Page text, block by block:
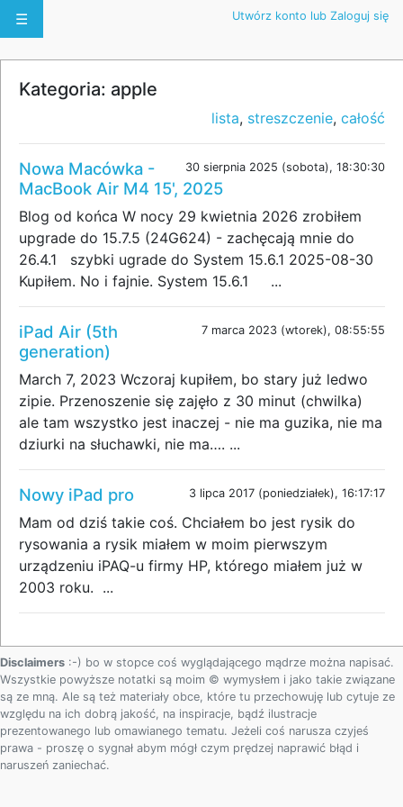
☰ Utwórz konto lub Zaloguj się
Kategoria: apple
lista, streszczenie, całość
30 sierpnia 2025 (sobota), 18:30:30
Nowa Macówka -
MacBook Air M4 15', 2025
Blog od końca W nocy 29 kwietnia 2026 zrobiłem
upgrade do 15.7.5 (24G624) - zachęcają mnie do
26.4.1 szybki ugrade do System 15.6.1 2025-08-30
Kupiłem. No i fajnie. System 15.6.1 ...
7 marca 2023 (wtorek), 08:55:55
iPad Air (5th
generation)
March 7, 2023 Wczoraj kupiłem, bo stary już ledwo
zipie. Przenoszenie się zajęło z 30 minut (chwilka)
ale tam wszystko jest inaczej - nie ma guzika, nie ma
dziurki na słuchawki, nie ma…. ...
3 lipca 2017 (poniedziałek), 16:17:17
Nowy iPad pro
Mam od dziś takie coś. Chciałem bo jest rysik do
rysowania a rysik miałem w moim pierwszym
urządzeniu iPAQ-u firmy HP, którego miałem już w
2003 roku. ...
Disclaimers :-) bo w stopce coś wyglądającego mądrze można napisać.
Wszystkie powyższe notatki są moim © wymysłem i jako takie związane
są ze mną. Ale są też materiały obce, które tu przechowuję lub cytuje ze
względu na ich dobrą jakość, na inspiracje, bądź ilustracje
prezentowanego lub omawianego tematu. Jeżeli coś narusza czyjeś
prawa - proszę o sygnał abym mógł czym prędzej naprawić błąd i
naruszeń zaniechać.